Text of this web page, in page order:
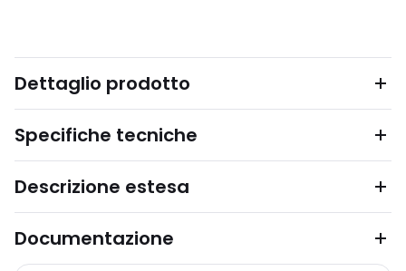
Dettaglio prodotto
Specifiche tecniche
Descrizione estesa
Documentazione